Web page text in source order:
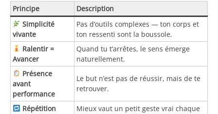
Principe
Description
Simplicité
vivante
Pas d’outils complexes — ton corps et
ton ressenti sont la boussole.
Ralentir =
Avancer
Quand tu t’arrêtes, le sens émerge
naturellement.
Présence
avant
performance
Le but n’est pas de réussir, mais de te
retrouver.
Répétition
Mieux vaut un petit geste vrai chaque